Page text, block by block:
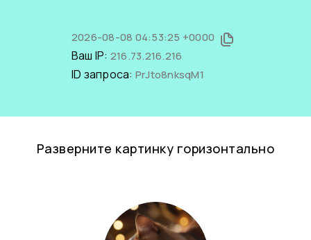
2026-08-08 04:53:25 +0000
Ваш IP: 216.73.216.216
ID запроса: PrJto8nksqM1
Разверните картинку горизонтально